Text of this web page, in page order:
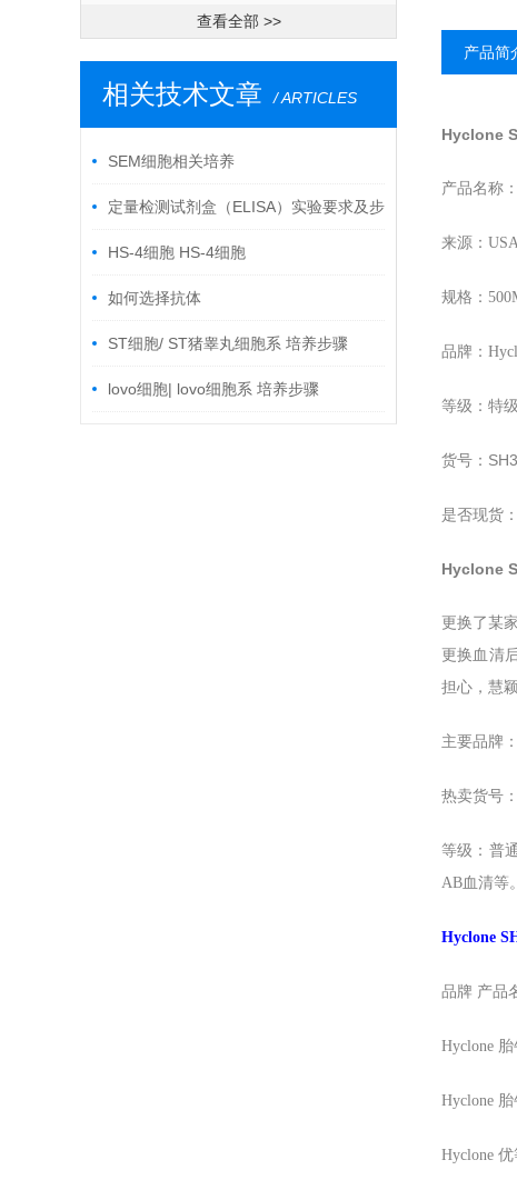
查看全部 >>
相关技术文章 / ARTICLES
SEM细胞相关培养
定量检测试剂盒（ELISA）实验要求及步
骤 HS-4细胞 HS-4细胞
如何选择抗体
ST细胞/ ST猪睾丸细胞系 培养步骤
lovo细胞| lovo细胞系 培养步骤
产品简
Hyclone
产品名称
来源：
规格：
品牌：
等级：特级
货号：
是否现货
Hyclone
更换了某
更换血清
担心，慧
主要品牌
热卖货号
等级：普
AB血清等。
Hyclone
品牌 产品
Hyclone 胎
Hyclone 胎
Hyclone 优